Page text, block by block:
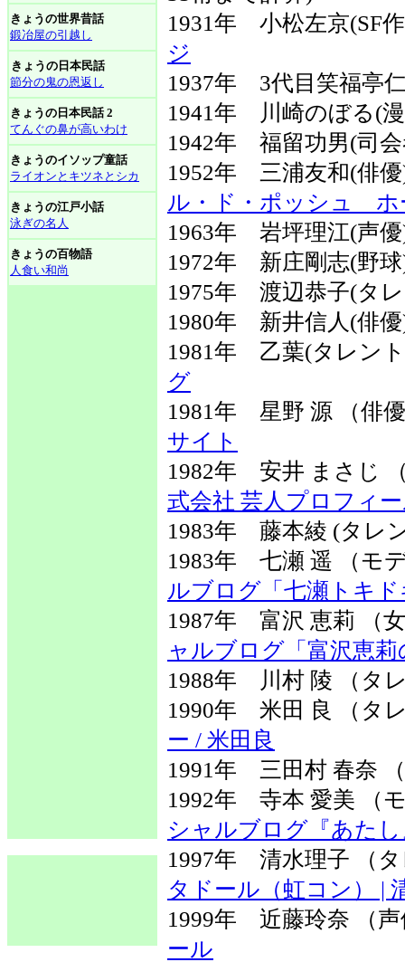
きょうの世界昔話
鍛冶屋の引越し
きょうの日本民話
節分の鬼の恩返し
きょうの日本民話 2
てんぐの鼻が高いわけ
きょうのイソップ童話
ライオンとキツネとシカ
きょうの江戸小話
泳ぎの名人
きょうの百物語
人食い和尚
1931年 小松左京
ジ
1937年 3代目笑福亭
1941年 川崎のぼる(
1942年 福留功男(司
1952年 三浦友和(
ル・ド・ポッシュ ホ
1963年 岩坪理江(声
1972年 新庄剛志(
1975年 渡辺恭子(タ
1980年 新井信人(俳
1981年 乙葉(タレ
グ
1981年 星野 源 （
サイト
1982年 安井 まさ
式会社 芸人プロフィ
1983年 藤本綾 (タレ
1983年 七瀬 遥 （
ルブログ「七瀬トキ
1987年 富沢 恵莉
ャルブログ「富沢恵莉
1988年 川村 陵 （タ
1990年 米田 良 （
ー / 米田良
1991年 三田村 春奈
1992年 寺本 愛美
シャルブログ『あた
1997年 清水理子
タドール（虹コン） |
1999年 近藤玲奈
ール